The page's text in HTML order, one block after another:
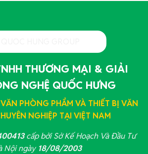
THƯƠNG MẠI & GIẢI
NGHỆ QUỐC HƯNG
PHÒNG PHẨM VÀ THIẾT BỊ VĂN
NGHIỆP TẠI VIỆT NAM
cấp bởi Sở Kế Hoạch Và Đầu Tư
Nội ngày 18/08/2003